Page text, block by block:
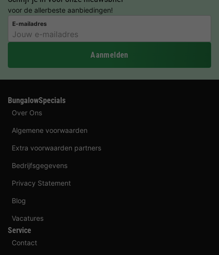
voor de allerbeste aanbiedingen!
E-mailadres
Aanmelden
BungalowSpecials
Over Ons
Algemene voorwaarden
Extra voorwaarden partners
Bedrijfsgegevens
Privacy Statement
Blog
Vacatures
Service
Contact